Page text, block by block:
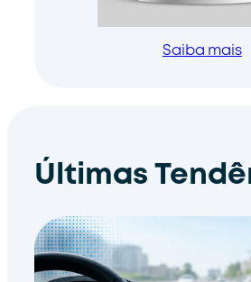
Saiba mais
Últimas